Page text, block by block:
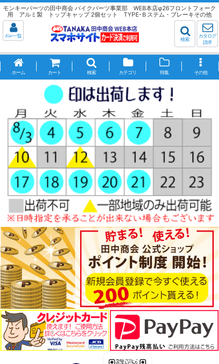
モンキーパーツの田中商会 バイクパーツ事業部 WEB本店φ26フロントフォーク
用 アルミ製 トップキャップ 2個セット TYPE-Ｂステム・ブレーキその他
ﾒﾆｭｰ一覧
検索
カタログ
請求
ホーム カート 検索 カテゴリ 特集 その他